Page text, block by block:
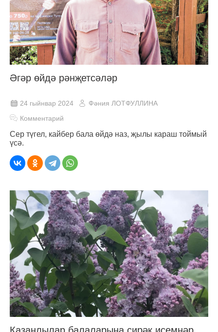
Әгәр өйдә рәнҗетсәләр
24 гыйнвар 2024
Фәния ЛОТФУЛЛИНА
Комментарий
Cер түгел, кайбер бала өйдә наз, җылы караш тоймый
үсә.